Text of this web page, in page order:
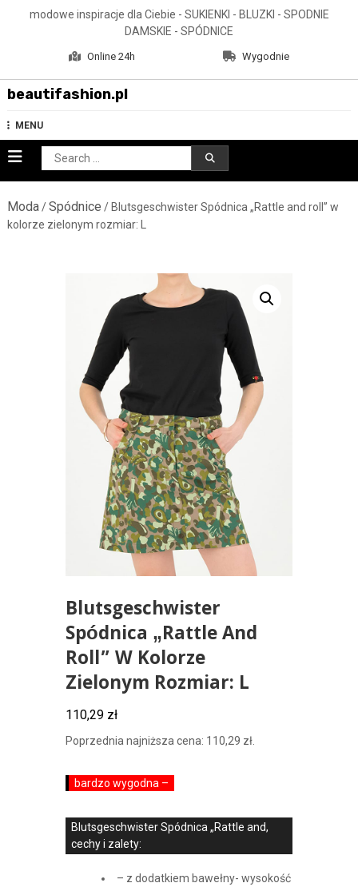
modowe inspiracje dla Ciebie - SUKIENKI - BLUZKI - SPODNIE
DAMSKIE - SPÓDNICE
Online 24h Wygodnie
beautifashion.pl
MENU
Search
for:
Moda/Spódnice / Blutsgeschwister Spódnica „Rattle and roll” w
kolorze zielonym rozmiar: L
Blutsgeschwister
Spódnica „Rattle And
Roll” W Kolorze
Zielonym Rozmiar: L
110,29 zł
Poprzednia najniższa cena: 110,29 zł.
bardzo wygodna –
Blutsgeschwister Spódnica „Rattle and,
cechy i zalety:
– z dodatkiem bawełny- wysokość